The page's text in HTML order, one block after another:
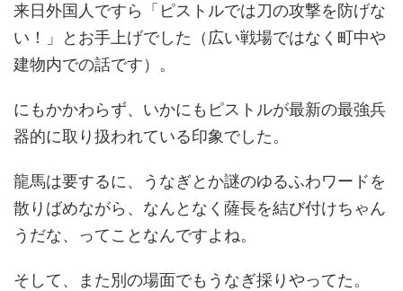
来日外国人ですら「ピストルでは刀の攻撃を防げな
い！」とお手上げでした（広い戦場ではなく町中や
建物内での話です）。
にもかかわらず、いかにもピストルが最新の最強兵
器的に取り扱われている印象でした。
龍馬は要するに、うなぎとか謎のゆるふわワードを
散りばめながら、なんとなく薩長を結び付けちゃん
うだな、ってことなんですよね。
そして、また別の場面でもうなぎ採りやってた。